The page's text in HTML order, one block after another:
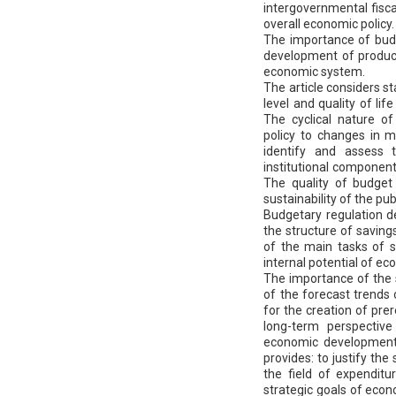
intergovernmental
overall economic policy.
The importance of
development of
economic system.
The article considers
level and quality of
The cyclical nature
policy to changes in
identify and assess
institutional
The quality of
sustainability of the
Budgetary regulation
the structure of
of the main tasks of
internal potential of
The importance of the
of the forecast trends
for the creation of
long-term
economic
provides: to justify the
the field of
strategic goals of